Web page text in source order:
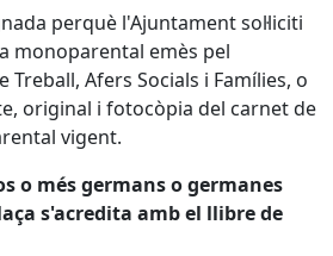
perquè l'Ajuntament sol·liciti
monoparental emès pel
Treball, Afers Socials i Famílies, o
original i fotocòpia del carnet de
vigent.
o més germans o germanes
s'acredita amb el llibre de